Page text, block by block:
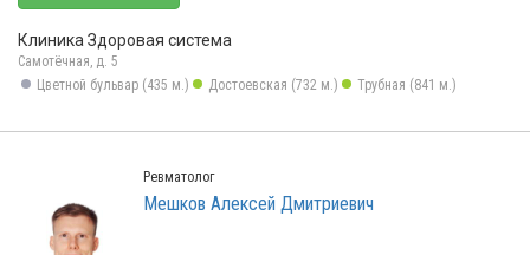
Клиника Здоровая система
Самотёчная, д. 5
Цветной бульвар (435 м.)
Достоевская (732 м.) Трубная (841 м.)
Ревматолог
Мешков Алексей Дмитриевич